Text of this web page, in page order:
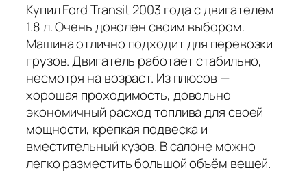
Купил Ford Transit 2003 года с двигателем
1.8 л. Очень доволен своим выбором.
Машина отлично подходит для перевозки
грузов. Двигатель работает стабильно,
несмотря на возраст. Из плюсов —
хорошая проходимость, довольно
экономичный расход топлива для своей
мощности, крепкая подвеска и
вместительный кузов. В салоне можно
легко разместить большой объём вещей.